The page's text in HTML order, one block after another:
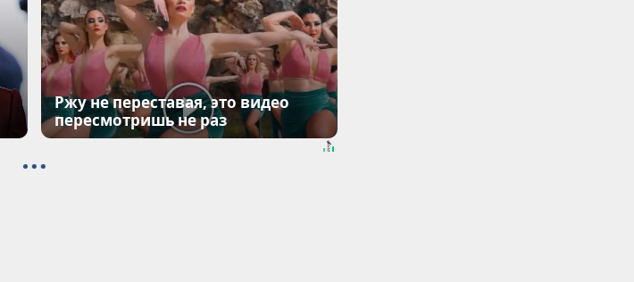
Ржу не переставая, это видео
пересмотришь не раз